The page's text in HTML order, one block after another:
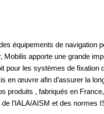
équipements de navigation
Mobilis apporte une grande
pour les systèmes de fixation
en œuvre afin d’assurer la
produits , fabriqués en
l’IALA/AISM et des normes